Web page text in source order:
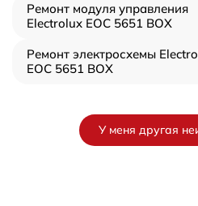
Ремонт модуля управления
Electrolux EOC 5651 BOX
Ремонт электросхемы
EOC 5651 BOX
У меня другая